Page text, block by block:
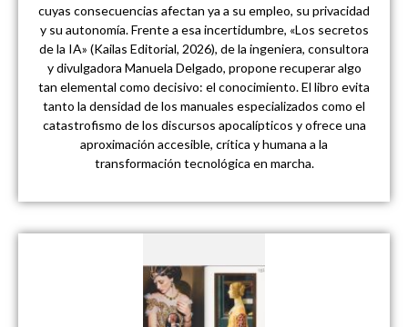
cuyas consecuencias afectan ya a su empleo, su privacidad
y su autonomía. Frente a esa incertidumbre, «Los secretos
de la IA» (Kailas Editorial, 2026), de la ingeniera, consultora
y divulgadora Manuela Delgado, propone recuperar algo
tan elemental como decisivo: el conocimiento. El libro evita
tanto la densidad de los manuales especializados como el
catastrofismo de los discursos apocalípticos y ofrece una
aproximación accesible, crítica y humana a la
transformación tecnológica en marcha.